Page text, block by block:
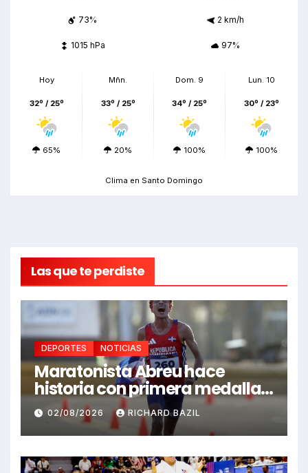
73% 2 km/h
1015 hPa 97%
Hoy
32º / 25º
65%
Mñn.
33º / 25º
20%
Dom. 9
34º / 25º
100%
Lun. 10
30º / 23º
100%
Clima en Santo Domingo
Las que te perdiste
DEPORTES NOTICIAS
Maratonista Abreu hace
historia con primera medalla
en Juegos Santo Domingo
2026
02/08/2026 RICHARD BAZIL